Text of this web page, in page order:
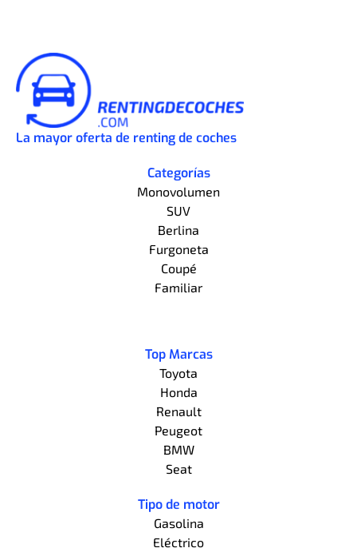
La mayor oferta de renting de coches
Categorías
Monovolumen
SUV
Berlina
Furgoneta
Coupé
Familiar
Top Marcas
Toyota
Honda
Renault
Peugeot
BMW
Seat
Tipo de motor
Gasolina
Eléctrico